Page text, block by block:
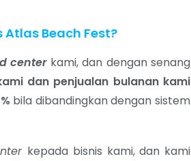
Beach Fest?
centerkami, dan dengan senang
dan penjualan bulanan kami
bila dibandingkan dengan sistem
kepada bisnis kami, dan kami